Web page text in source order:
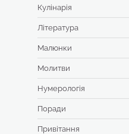
Кулінарія
Література
Малюнки
Молитви
Нумерологія
Поради
Привітання